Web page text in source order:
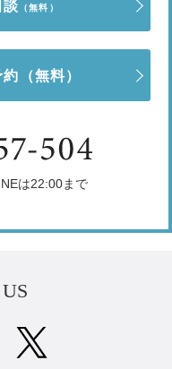
（無料）
約 （無料）
は22:00まで